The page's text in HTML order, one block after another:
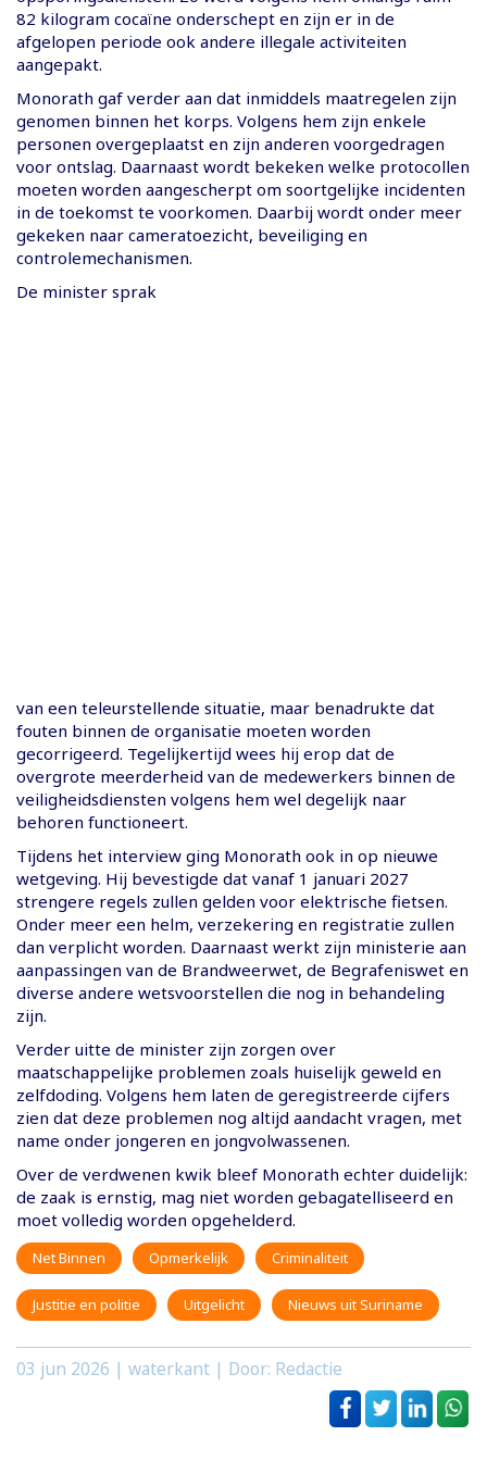
82 kilogram cocaïne onderschept en zijn er in de
afgelopen periode ook andere illegale activiteiten
aangepakt.
Monorath gaf verder aan dat inmiddels maatregelen zijn
genomen binnen het korps. Volgens hem zijn enkele
personen overgeplaatst en zijn anderen voorgedragen
voor ontslag. Daarnaast wordt bekeken welke protocollen
moeten worden aangescherpt om soortgelijke incidenten
in de toekomst te voorkomen. Daarbij wordt onder meer
gekeken naar cameratoezicht, beveiliging en
controlemechanismen.
De minister sprak
van een teleurstellende situatie, maar benadrukte dat
fouten binnen de organisatie moeten worden
gecorrigeerd. Tegelijkertijd wees hij erop dat de
overgrote meerderheid van de medewerkers binnen de
veiligheidsdiensten volgens hem wel degelijk naar
behoren functioneert.
Tijdens het interview ging Monorath ook in op nieuwe
wetgeving. Hij bevestigde dat vanaf 1 januari 2027
strengere regels zullen gelden voor elektrische fietsen.
Onder meer een helm, verzekering en registratie zullen
dan verplicht worden. Daarnaast werkt zijn ministerie aan
aanpassingen van de Brandweerwet, de Begrafeniswet en
diverse andere wetsvoorstellen die nog in behandeling
zijn.
Verder uitte de minister zijn zorgen over
maatschappelijke problemen zoals huiselijk geweld en
zelfdoding. Volgens hem laten de geregistreerde cijfers
zien dat deze problemen nog altijd aandacht vragen, met
name onder jongeren en jongvolwassenen.
Over de verdwenen kwik bleef Monorath echter duidelijk:
de zaak is ernstig, mag niet worden gebagatelliseerd en
moet volledig worden opgehelderd.
Net Binnen Opmerkelijk Criminaliteit
Justitie en politie Uitgelicht Nieuws uit Suriname
03 jun 2026 | waterkant | Door: Redactie